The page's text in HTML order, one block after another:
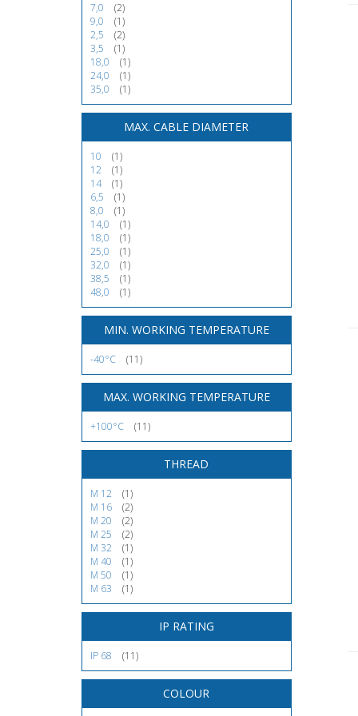
7,0
(2)
9,0
(1)
2,5
(2)
3,5
(1)
18,0
(1)
24,0
(1)
35,0
(1)
MAX. CABLE DIAMETER
10
(1)
12
(1)
14
(1)
6,5
(1)
8,0
(1)
14,0
(1)
18,0
(1)
25,0
(1)
32,0
(1)
38,5
(1)
48,0
(1)
MIN. WORKING TEMPERATURE
-40°C (11)
MAX. WORKING TEMPERATURE
+100°C (11)
THREAD
M 12
(1)
M 16
(2)
M 20
(2)
M 25
(2)
M 32
(1)
M 40
(1)
M 50
(1)
M 63
(1)
IP RATING
IP 68 (11)
COLOUR